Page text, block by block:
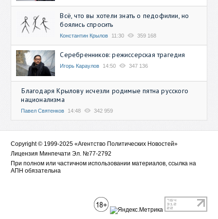
Всё, что вы хотели знать о педофилии, но
боялись спросить
Константин Крылов 11:30 359 168
Серебренников: режиссерская трагедия
Игорь Караулов 14:50 347 136
Благодаря Крылову исчезли родимые пятна русского
национализма
Павел Святенков 14:48 342 959
Copyright © 1999-2025 «Агентство Политических Новостей»
Лицензия Минпечати Эл. №77-2792
При полном или частичном использовании материалов, ссылка на
АПН обязательна